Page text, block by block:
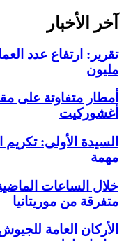
المقالات
آخر الأخبار
مليون
أمطار متفاوتة على
أغشوركيت
السيدة الأولى:
مهمة
خلال الساعات
متفرقة من موريتانيا